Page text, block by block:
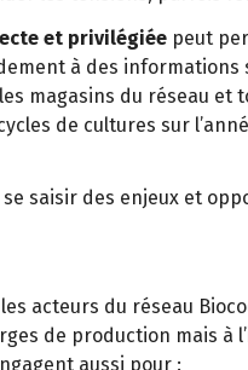
et privilégiée peut
à des
magasins du réseau
de cultures sur
saisir des enjeux et
acteurs du réseau
de production mais à
aussi pour :